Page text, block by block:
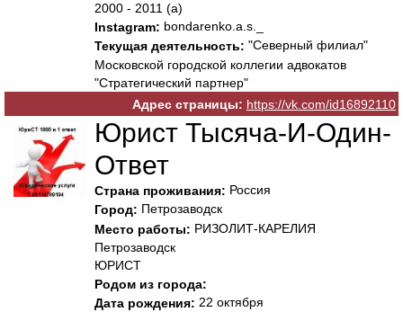
2000 - 2011 (а)
Instagram: bondarenko.a.s._
Текущая деятельность: "Северный филиал"
Московской городской коллегии адвокатов
"Стратегический партнер"
Адрес страницы: https://vk.com/id16892110
Юрист Тысяча-И-Один-
Ответ
Страна проживания: Россия
Город: Петрозаводск
Место работы: РИЗОЛИТ-КАРЕЛИЯ
Петрозаводск
ЮРИСТ
Родом из города:
Дата рождения: 22 октября